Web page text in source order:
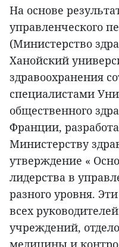
На основе
управленческого
(Министерство
Ханойский
здравоохранения
специалистами
общественного
Франции,
Министерству
утверждение «
лидерства в
разного уровня.
всех
учреждений,
медицины и